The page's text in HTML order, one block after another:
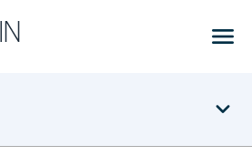
menu
expand_more